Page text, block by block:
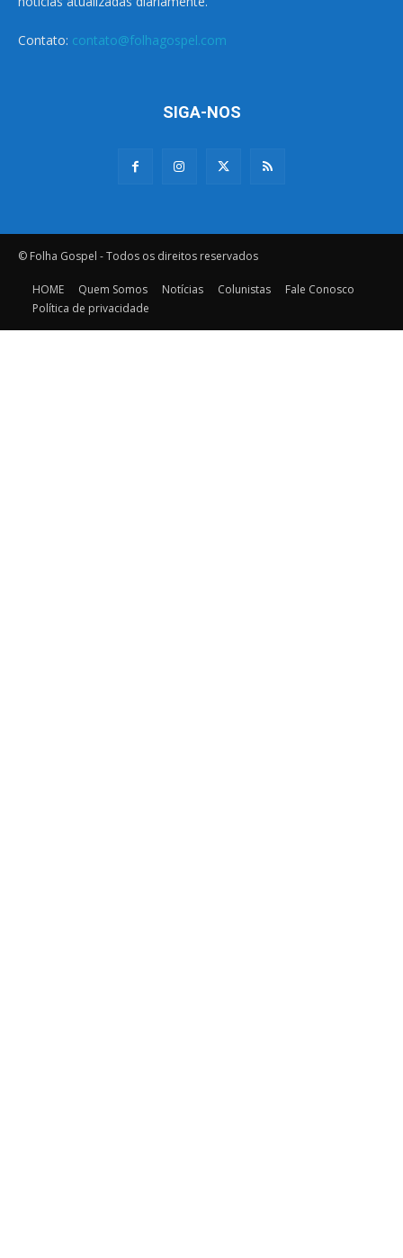
Contato: contato@folhagospel.com
SIGA-NOS
© Folha Gospel - Todos os direitos reservados
HOME Quem Somos Notícias Colunistas
Fale Conosco
Política de privacidade